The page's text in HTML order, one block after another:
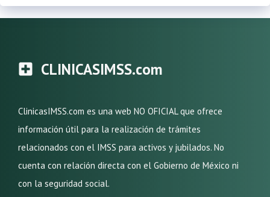
CLINICASIMSS.com
ClinicasIMSS.com es una web NO OFICIAL que ofrece
información útil para la realización de trámites
relacionados con el IMSS para activos y jubilados. No
cuenta con relación directa con el Gobierno de México ni
con la seguridad social.